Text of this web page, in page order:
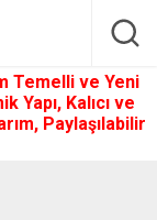
Temelli ve Yeni
Yapı, Kalıcı ve
Paylaşılabilir